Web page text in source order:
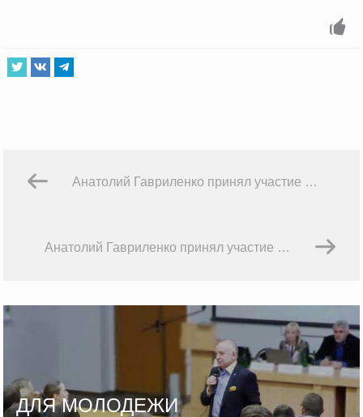
Анатолий Гавриленко принял участие в очередном заседании Экспертной группы по финансовому просвещению при ФСФР России
Анатолий Гавриленко принял участие в очередном заседании Совета директоров НП РТС
ДЛЯ МОЛОДЕЖИ